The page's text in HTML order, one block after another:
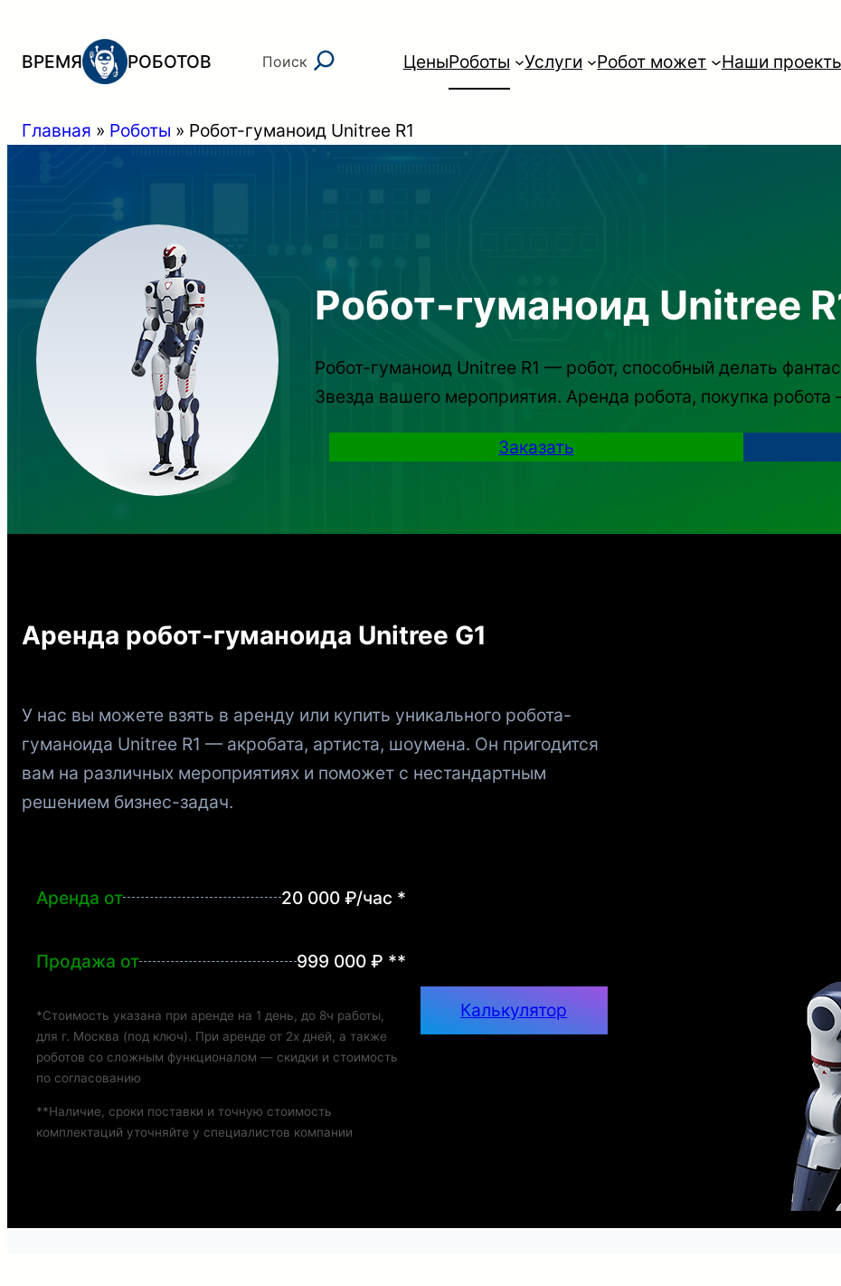
содержимому
ВРЕМЯ РОБОТОВ ПоискПоиск ЦеныРоботы Услуги Робот может Наши
Главная » Роботы » Робот-гуманоид Unitree R1
Робот-гуманоид Unitree
Робот-гуманоид Unitree R1 — робот, способный делать
Звезда вашего мероприятия. Аренда робота, покупка робота
Заказать
Аренда робот-гуманоида Unitree G1
У нас вы можете взять в аренду или купить уникального робота-
гуманоида Unitree R1 — акробата, артиста, шоумена. Он пригодится
вам на различных мероприятиях и поможет с нестандартным
решением бизнес-задач.
Аренда от 20 000 ₽/час *
Продажа от 999 000 ₽ **
*Стоимость указана при аренде на 1 день, до 8ч работы,
для г. Москва (под ключ). При аренде от 2х дней, а также
роботов со сложным функционалом — скидки и стоимость
по согласованию
**Наличие, сроки поставки и точную стоимость
комплектаций уточняйте у специалистов компании
Калькулятор